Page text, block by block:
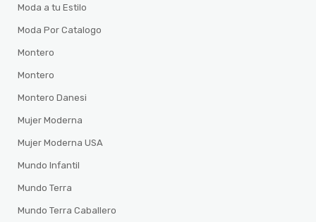
Moda a tu Estilo
Moda Por Catalogo
Montero
Montero
Montero Danesi
Mujer Moderna
Mujer Moderna USA
Mundo Infantil
Mundo Terra
Mundo Terra Caballero